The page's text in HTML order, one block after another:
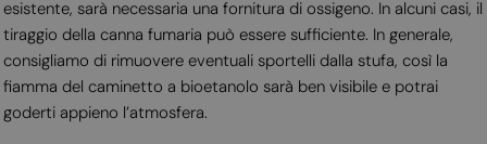
esistente, sarà necessaria una fornitura di ossigeno. In alcuni casi, il
tiraggio della canna fumaria può essere sufficiente. In generale,
consigliamo di rimuovere eventuali sportelli dalla stufa, così la
fiamma del caminetto a bioetanolo sarà ben visibile e potrai
goderti appieno l’atmosfera.